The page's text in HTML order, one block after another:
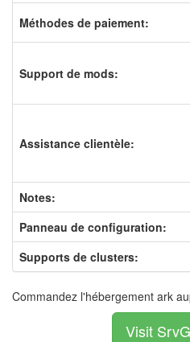
Méthodes de paiement:
Support de mods:
Assistance clientèle:
Notes:
Panneau de configuration:
Supports de clusters:
Commandez l'hébergement ark
Visit